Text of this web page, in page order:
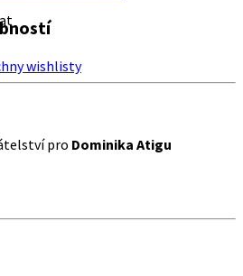
wishlisty
pro Dominika Atigu